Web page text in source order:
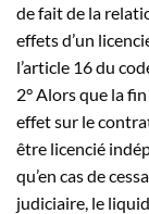
de fait de la
effets d’un
l’article 16 du
2° Alors que la
effet sur le
être licencié
qu’en cas de
judiciaire, le